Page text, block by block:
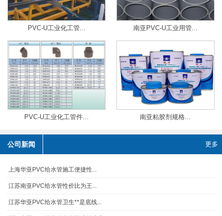
PVC-U工业化工管... 南亚PVC-U工业用管...
PVC-U工业化工管件... 南亚粘胶剂规格...
公司新闻 更多
上海华亚PVC给水管施工便捷性...
江苏南亚PVC给水管性价比为王...
江苏华亚PVC给水管卫生**是底线...